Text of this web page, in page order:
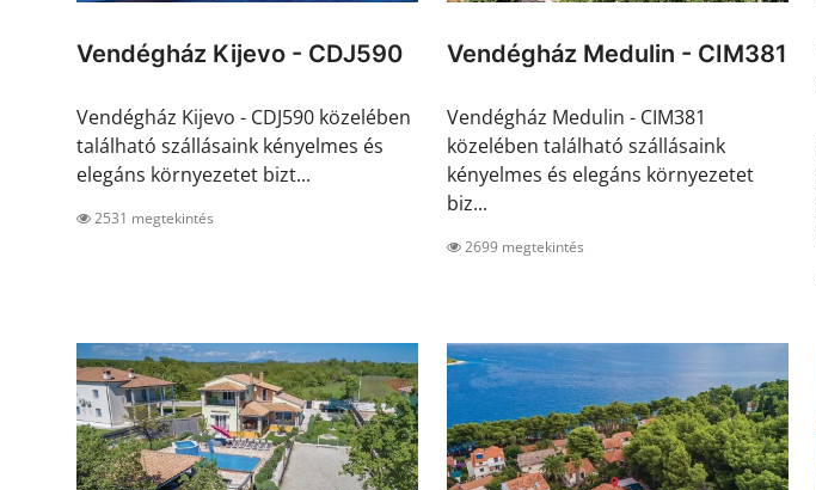
Vendégház Kijevo - CDJ590
Vendégház Kijevo - CDJ590 közelében
található szállásaink kényelmes és
elegáns környezetet bizt...
2531 megtekintés
Vendégház Medulin - CIM381
Vendégház Medulin - CIM381
közelében található szállásaink
kényelmes és elegáns környezetet
biz...
2699 megtekintés